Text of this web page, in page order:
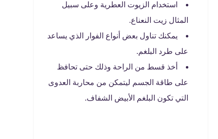
استخدام الزيوت العطرية وعلى سبيل
المثال زيت النعناع.
يمكنك تناول بعض أنواع الفوار الذي يساعد
على طرد البلغم.
أخذ قسط من الراحة وذلك حتى تحافظ
على طاقة الجسم ليتمكن من محاربة العدوى
التي تكون البلغم الأبيض الشفاف.